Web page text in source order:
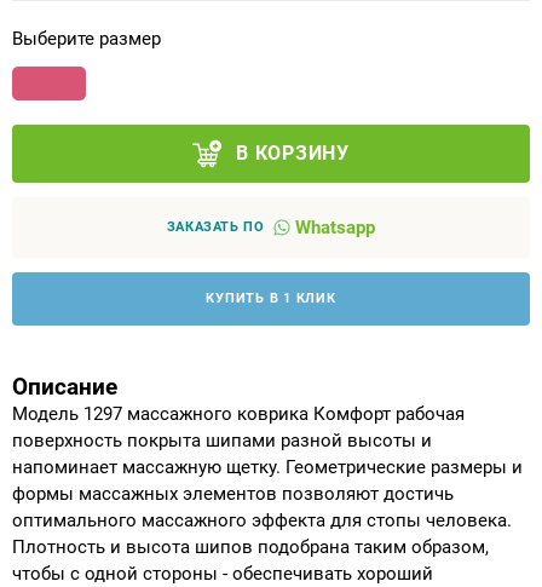
Выберите размер
В КОРЗИНУ
ЗАКАЗАТЬ ПО Whatsapp
КУПИТЬ В 1 КЛИК
Описание
Модель 1297 массажного коврика Комфорт рабочая
поверхность покрыта шипами разной высоты и
напоминает массажную щетку. Геометрические размеры и
формы массажных элементов позволяют достичь
оптимального массажного эффекта для стопы человека.
Плотность и высота шипов подобрана таким образом,
чтобы с одной стороны - обеспечивать хороший
Аппараты на суставы
Санитарные приспособления для
инвалидов
Индивидуальное изготовление